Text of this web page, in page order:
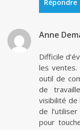
Répondre
Anne
Difficile
les ventes.
outil de
de
visibilité de
de
pour